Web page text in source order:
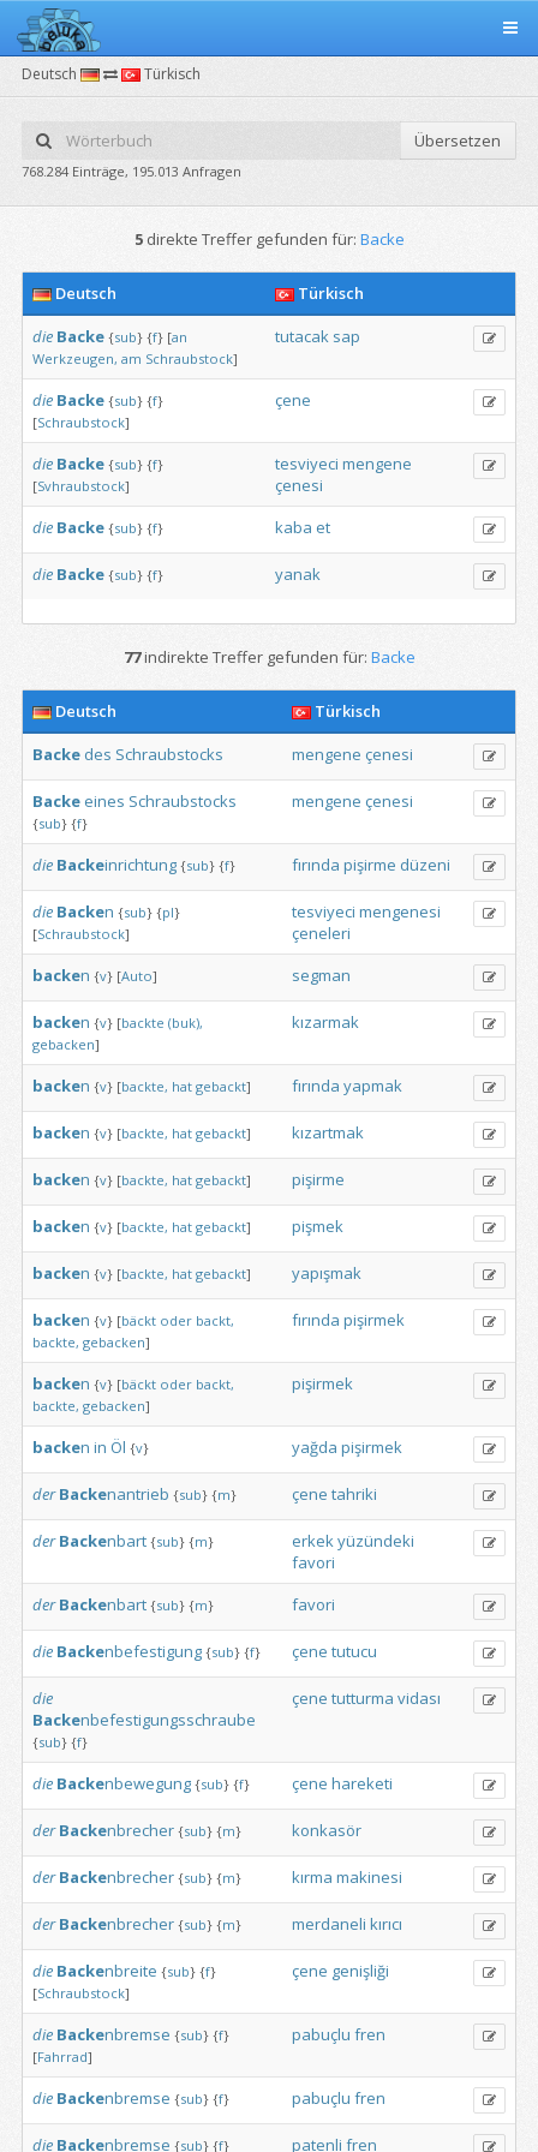
Deutsch Türkisch
Übersetzen
768.284 Einträge, 195.013 Anfragen
5 direkte Treffer gefunden für: Backe
Deutsch
Türkisch
die Backe {sub} {f} [an
Werkzeugen, am Schraubstock]
tutacak sap
die Backe {sub} {f}
[Schraubstock]
çene
die Backe {sub} {f}
[Svhraubstock]
tesviyeci mengene
çenesi
die Backe {sub} {f} kaba et
die Backe {sub} {f} yanak
77indirekte Treffer gefunden für: Backe
Deutsch
Türkisch
Backe des Schraubstocks mengene çenesi
Backe eines Schraubstocks
{sub} {f}
mengene çenesi
die Backeinrichtung {sub} {f} fırında pişirme düzeni
die Backen {sub} {pl}
[Schraubstock]
tesviyeci mengenesi
çeneleri
backen {v} [Auto] segman
backen {v} [backte (buk),
gebacken]
kızarmak
backen {v} [backte, hat gebackt] fırında yapmak
backen {v} [backte, hat gebackt] kızartmak
backen {v} [backte, hat gebackt] pişirme
backen {v} [backte, hat gebackt] pişmek
backen {v} [backte, hat gebackt] yapışmak
backen {v} [bäckt oder backt,
backte, gebacken]
fırında pişirmek
backen {v} [bäckt oder backt,
backte, gebacken]
pişirmek
backen in Öl {v} yağda pişirmek
der Backenantrieb {sub} {m} çene tahriki
der Backenbart {sub} {m} erkekyüzündeki
favori
der Backenbart {sub} {m} favori
die Backenbefestigung {sub} {f} çene tutucu
die
Backenbefestigungsschraube
{sub} {f}
çene tutturma vidası
die Backenbewegung {sub} {f} çene hareketi
der Backenbrecher {sub} {m} konkasör
der Backenbrecher {sub} {m} kırma makinesi
der Backenbrecher {sub} {m} merdaneli kırıcı
die Backenbreite {sub} {f}
[Schraubstock]
çene genişliği
die Backenbremse {sub} {f}
[Fahrrad]
pabuçlu fren
die Backenbremse {sub} {f} pabuçlu fren
die Backenbremse {sub} {f} patenli fren